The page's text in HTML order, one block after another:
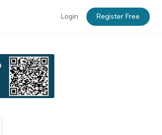
Login Register Free